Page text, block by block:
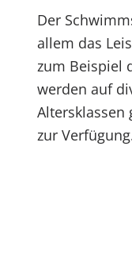
Der
allem das
zum Beispiel
werden auf
Altersklassen
zur